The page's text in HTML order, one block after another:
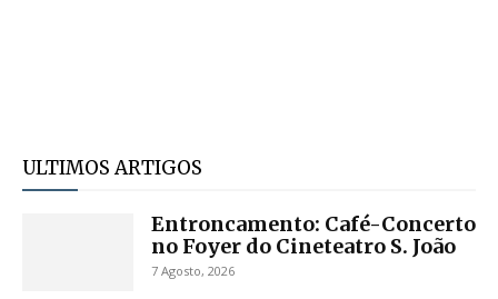
ULTIMOS ARTIGOS
Entroncamento: Café-Concerto
no Foyer do Cineteatro S. João
7 Agosto, 2026